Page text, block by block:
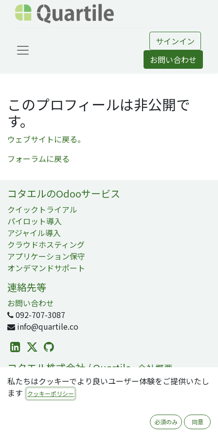
サインイン
お問い合わせ
このプロフィールは非公開で
す。
ウェブサイトに戻る。
フォーラムに戻る
コタエルのOdooサービス
クイックトライアル
パイロット導入
アジャイル導入
クラウドホスティング
アプリケーション保守
オンデマンドサポート
連絡先等
お問い合わせ
092-707-3087
info@quartile.co
コタエル株式会社 / Quartile 会社概要
コタエルは日本および世界各地のお客様のOdoo導入を支
援しています。
Odooは2800万人のユーザが利用する、世界で最も人気の
オープンソースビジネスアプリ/ERPスイートです。零細・
私たちはクッキーでより良いユーザー体験をご提供いたし
ます
クッキーポリシー
必須のみ 同意